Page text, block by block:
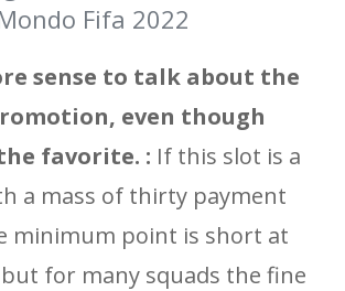
Fifa 2022
sense to talk about the
even though
favorite. : If this slot is a
a mass of thirty payment
minimum point is short at
but for many squads the fine